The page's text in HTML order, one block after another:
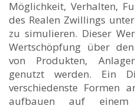
Möglichkeit, Verhalten,
des Realen Zwillings
zu simulieren. Dieser
Wertschöpfung über
von Produkten,
genutzt werden. Ein
verschiedenste Formen
aufbauen auf einem